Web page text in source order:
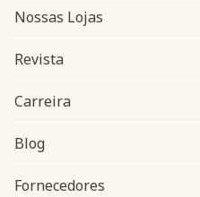
Navegação do rodapé
Nossas Lojas
Revista
Carreira
Blog
Fornecedores